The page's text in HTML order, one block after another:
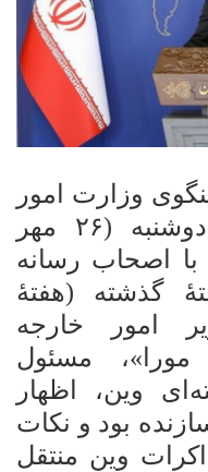
وزارت امور
خارجه کشورمان روز دوشنبه (۲۶ مهر
با اصحاب رسانه
گذشته (هفتۀ
۱۴۰۰) وزیر امور خارجه
مورا»، مسئول
وین، اظهار
بود و نکات
وین منتقل